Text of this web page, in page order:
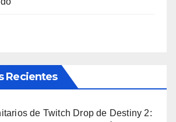
Recientes
de Twitch Drop de Destiny 2: